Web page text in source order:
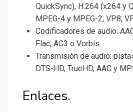
QuickSync), H.264 (x264 y
MPEG-4 y MPEG-2, VP8,
Codificadores de audio:
Flac, AC3 o Vorbis.
Transmisión de audio:
DTS-HD, TrueHD, AAC y
Enlaces.